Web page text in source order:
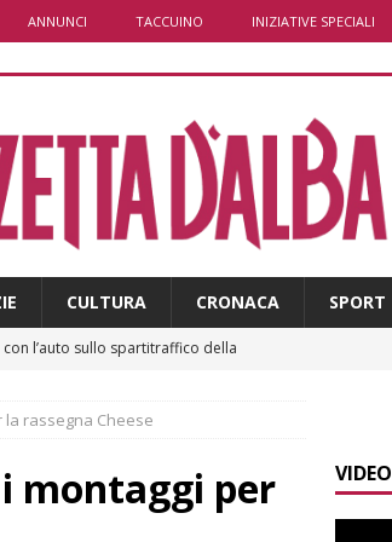
ANNUNCI TACCUINO INIZIATIVE SPECIALI
CULTURA CRONACA SPORT
con l’auto sullo spartitraffico della
l’allarme sulle strade: cresce il
con le Aree di Accelerazione
la rassegna Cheese
montaggi per
VIDEO